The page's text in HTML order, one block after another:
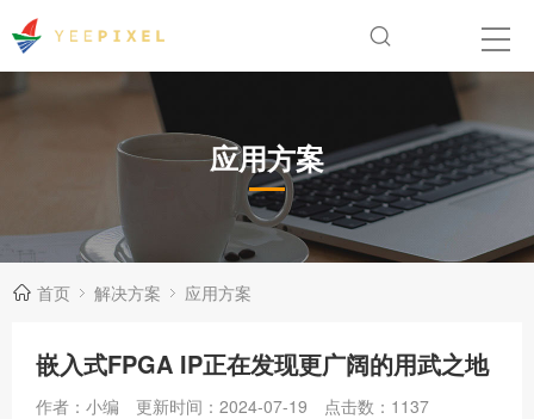
应用方案
首页 解决方案 应用方案
嵌入式FPGA IP正在发现更广阔的用武之地
作者：小编 更新时间：2024-07-19 点击数： 1137